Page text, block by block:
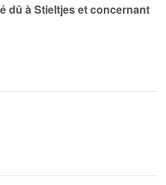
dû à Stieltjes et concernant